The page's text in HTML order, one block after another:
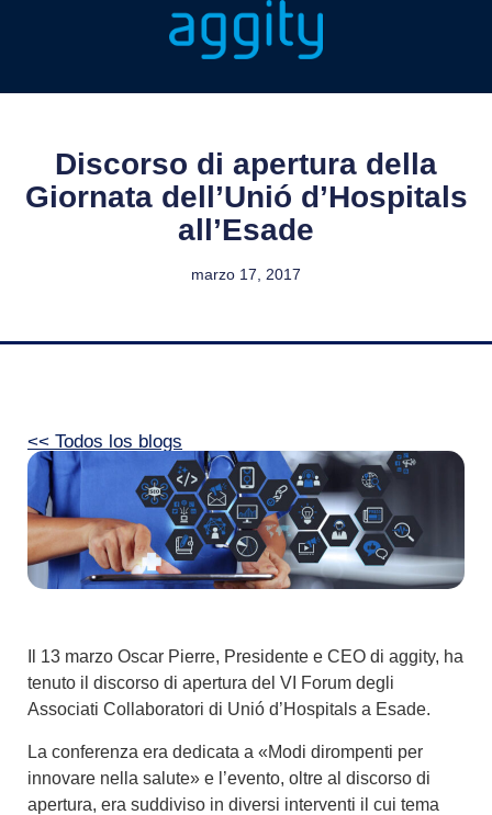
Discorso di apertura della
Giornata dell’Unió d’Hospitals
all’Esade
marzo 17, 2017
<< Todos los blogs
Il 13 marzo Oscar Pierre, Presidente e CEO di aggity, ha
tenuto il discorso di apertura del VI Forum degli
Associati Collaboratori di Unió d’Hospitals a Esade.
La conferenza era dedicata a «Modi dirompenti per
innovare nella salute» e l’evento, oltre al discorso di
apertura, era suddiviso in diversi interventi il cui tema